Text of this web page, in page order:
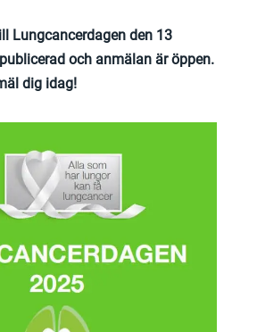
Lungcancerdagen den 13
och anmälan är öppen.
dig idag!